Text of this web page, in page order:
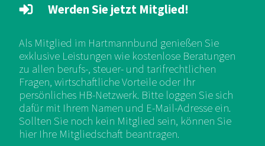
Werden Sie jetzt Mitglied!
Als Mitglied im Hartmannbund genießen Sie
exklusive Leistungen wie kostenlose Beratungen
zu allen berufs-, steuer- und tarifrechtlichen
Fragen, wirtschaftliche Vorteile oder Ihr
persönliches HB-Netzwerk. Bitte loggen Sie sich
dafür mit Ihrem Namen und E-Mail-Adresse ein.
Sollten Sie noch kein Mitglied sein, können Sie
hier Ihre Mitgliedschaft beantragen.